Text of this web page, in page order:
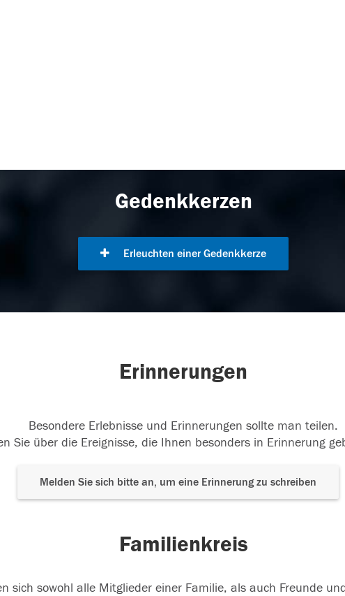
Gedenkkerzen
Erleuchten einer Gedenkkerze
Erinnerungen
Besondere Erlebnisse und Erinnerungen sollte man teilen.
Sie über die Ereignisse, die Ihnen besonders in Erinnerung
Melden Sie sich bitte an, um eine Erinnerung zu schreiben
Familienkreis
sich sowohl alle Mitglieder einer Familie, als auch Freunde